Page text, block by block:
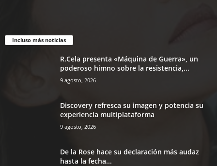
Incluso más noticias
R.Cela presenta «Máquina de Guerra», un
poderoso himno sobre la resistencia,...
9 agosto, 2026
Discovery refresca su imagen y potencia su
experiencia multiplataforma
9 agosto, 2026
De la Rose hace su declaración más audaz
hasta la fecha...